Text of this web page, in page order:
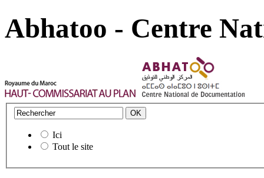
Abhatoo - Centre
Ici
Tout le site